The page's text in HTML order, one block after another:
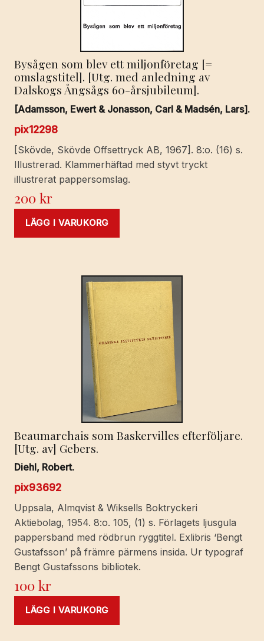
mängd
Bysågen som blev ett miljonföretag [=
omslagstitel]. [Utg. med anledning av
Dalskogs Ångsågs 60-årsjubileum].
[Adamsson, Ewert & Jonasson, Carl & Madsén, Lars].
pix12298
[Skövde, Skövde Offsettryck AB, 1967]. 8:o. (16) s.
Illustrerad. Klammerhäftad med styvt tryckt
illustrerat pappersomslag.
200kr
LÄGG I VARUKORG
Beaumarchais som Baskervilles efterföljare.
[Utg. av] Gebers.
Diehl, Robert.
pix93692
Uppsala, Almqvist & Wiksells Boktryckeri
Aktiebolag, 1954. 8:o. 105, (1) s. Förlagets ljusgula
pappersband med rödbrun ryggtitel. Exlibris ‘Bengt
Gustafsson’ på främre pärmens insida. Ur typograf
Bengt Gustafssons bibliotek.
100kr
LÄGG I VARUKORG